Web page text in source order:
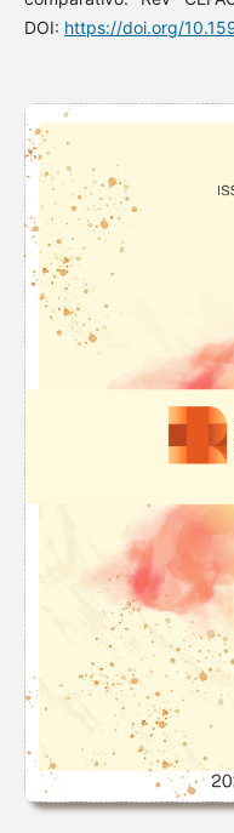
DOI: https://doi.org/